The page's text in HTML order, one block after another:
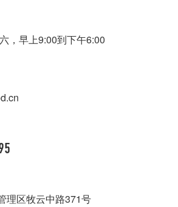
，早上9:00到下午6:00
理区牧云中路371号